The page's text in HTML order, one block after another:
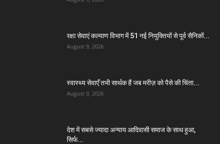
रक्षा सेवाएं कल्याण विभाग में 51 नई नियुक्तियों से पूर्व सैनिकों...
August 9, 2026
स्वास्थ्य सेवाएँ तभी सार्थक हैं जब मरीज़ को पैसे की चिंता...
August 9, 2026
देश में सबसे ज्यादा अन्याय आदिवासी समाज के साथ हुआ,
सिर्फ...